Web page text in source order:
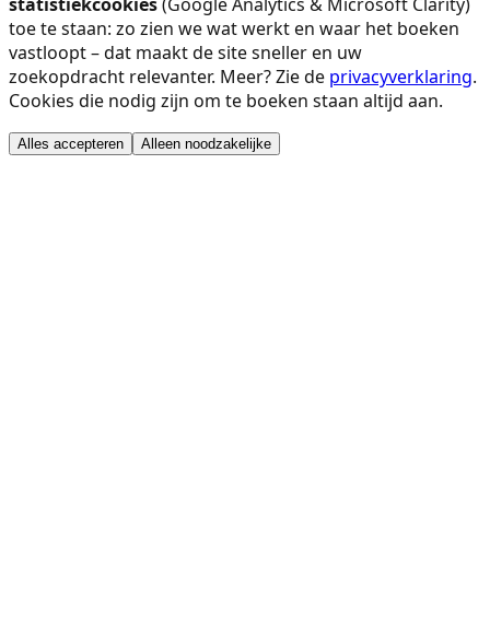
toe te staan: zo zien we wat werkt en waar het boeken
vastloopt – dat maakt de site sneller en uw
zoekopdracht relevanter. Meer? Zie de privacyverklaring.
Cookies die nodig zijn om te boeken staan altijd aan.
Alles accepteren Alleen noodzakelijke